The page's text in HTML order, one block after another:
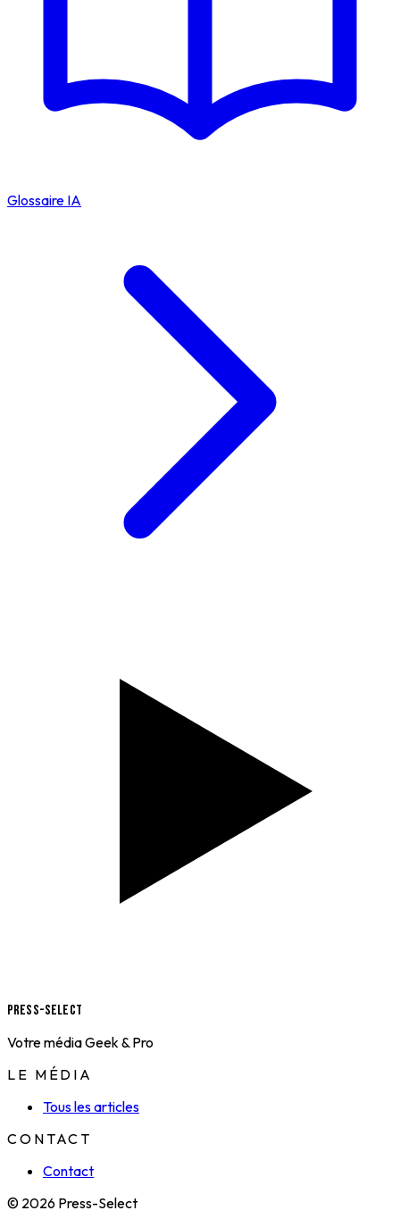
Glossaire IA
Press-Select
Votre média Geek & Pro
LE MÉDIA
Tous les articles
CONTACT
Contact
© 2026 Press-Select